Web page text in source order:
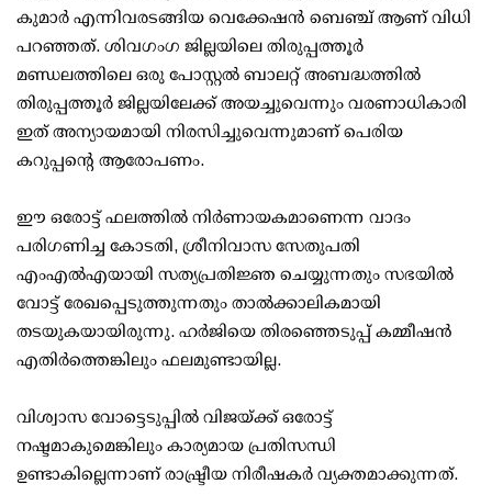
കുമാര്‍ എന്നിവരടങ്ങിയ വെക്കേഷന്‍ ബെഞ്ച് ആണ് വിധി
പറഞ്ഞത്. ശിവഗംഗ ജില്ലയിലെ തിരുപ്പത്തൂര്‍
മണ്ഡലത്തിലെ ഒരു പോസ്റ്റല്‍ ബാലറ്റ് അബദ്ധത്തില്‍
തിരുപ്പത്തൂര്‍ ജില്ലയിലേക്ക് അയച്ചുവെന്നും വരണാധികാരി
ഇത് അന്യായമായി നിരസിച്ചുവെന്നുമാണ് പെരിയ
കറുപ്പന്റെ ആരോപണം.
ഈ ഒരോട്ട് ഫലത്തില്‍ നിര്‍ണായകമാണെന്ന വാദം
പരിഗണിച്ച കോടതി, ശ്രീനിവാസ സേതുപതി
എംഎല്‍എയായി സത്യപ്രതിജ്ഞ ചെയ്യുന്നതും സഭയില്‍
വോട്ട് രേഖപ്പെടുത്തുന്നതും താല്‍ക്കാലികമായി
തടയുകയായിരുന്നു. ഹര്‍ജിയെ തിരഞ്ഞെടുപ്പ് കമ്മീഷന്‍
എതിര്‍ത്തെങ്കിലും ഫലമുണ്ടായില്ല.
വിശ്വാസ വോട്ടെടുപ്പില്‍ വിജയ്ക്ക് ഒരോട്ട്
നഷ്ടമാകുമെങ്കിലും കാര്യമായ പ്രതിസന്ധി
ഉണ്ടാകില്ലെന്നാണ് രാഷ്ട്രീയ നിരീഷകര്‍ വ്യക്തമാക്കുന്നത്.